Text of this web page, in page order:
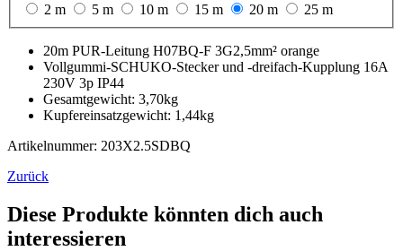
2 m
5 m 10 m 15 m 20 m 25 m
20m PUR-Leitung H07BQ-F 3G2,5mm² orange
Vollgummi-SCHUKO-Stecker und -dreifach-Kupplung 16A
230V 3p IP44
Gesamtgewicht: 3,70kg
Kupfereinsatzgewicht: 1,44kg
Artikelnummer: 203X2.5SDBQ
Zurück
Diese Produkte könnten dich auch
interessieren